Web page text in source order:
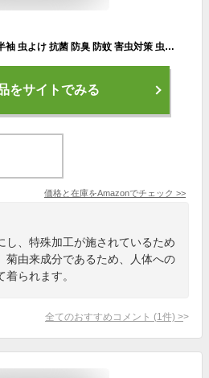
[EVERSOUL] Tシャツ 防虫 半袖 虫よけ 抗菌 防臭 防蚊 害虫対策 虫刺され防止 オーバーサイズ フェス アウトドア キャンプ 旅行 ガーデニング メンズ ベージュ LLサイズ
をサイトでみる
価格と在庫をAmazonでチェック >>
し、特殊加工が施されているため
菊由来成分であるため、人体への
られます。
全てのおすすめコメント (1 件) >